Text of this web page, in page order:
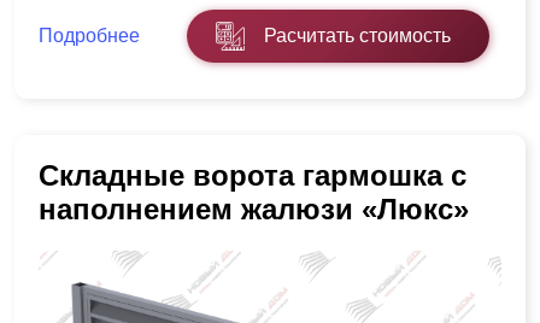
Подробнее Расчитать стоимость
Складные ворота гармошка с
наполнением жалюзи «Люкс»